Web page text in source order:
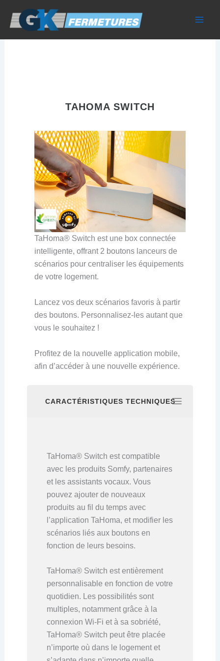
contenu
TAHOMA SWITCH
TaHoma® Switch est une box connectée
intelligente, offrant 2 boutons lanceurs de
scénarios pour centraliser les équipements
de votre logement.
Lancez vos deux scénarios favoris à partir
des boutons. Personnalisez-les autant que
vous le souhaitez !
Profitez de la nouvelle application mobile,
afin d’accéder à une nouvelle expérience.
CARACTÉRISTIQUES TECHNIQUES
TaHoma® Switch est compatible
avec les produits Somfy, partenaires
et les assistants vocaux. Vous
pouvez ajouter de nouveaux
produits au fil du temps avec
l’application TaHoma, et modifier les
scénarios liés aux boutons en
fonction de leurs besoins.
TaHoma® Switch est entièrement
personnalisable en fonction de votre
quotidien. Les possibilités sont
multiples, notamment grâce à la
connexion Wi-Fi et à sa sobriété,
TaHoma® Switch peut être placée
n’importe où dans le logement et